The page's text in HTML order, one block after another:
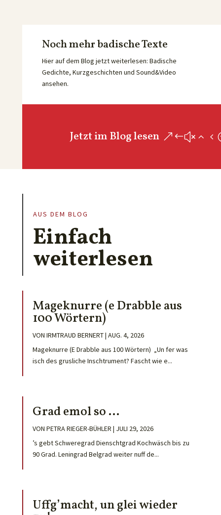
Noch mehr badische Texte
Hier auf dem Blog jetzt weiterlesen: Badische
Gedichte, Kurzgeschichten und Sound&Video
ansehen.
Jetzt im Blog lesen
AUS DEM BLOG
Einfach
weiterlesen
Mageknurre (e Drabble aus
100 Wörtern)
VON IRMTRAUD BERNERT| AUG. 4, 2026
Mageknurre (E Drabble aus 100 Wörtern) „Un fer was
isch des grusliche Inschtrument? Fascht wie e...
Grad emol so …
VON PETRA RIEGER-BÜHLER | JULI 29, 2026
’s gebt Schweregrad Dienschtgrad Kochwäsch bis zu
90 Grad. Leningrad Belgrad weiter nuff de...
Uffg’macht, un glei wieder